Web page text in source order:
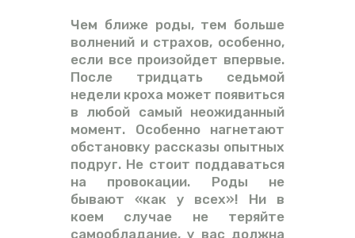
Чем ближе роды, тем больше
волнений и страхов, особенно,
если все произойдет впервые.
После тридцать седьмой
недели кроха может появиться
в любой самый неожиданный
момент. Особенно нагнетают
обстановку рассказы опытных
подруг. Не стоит поддаваться
на провокации. Роды не
бывают «как у всех»! Ни в
коем случае не теряйте
самообладание, у вас должна